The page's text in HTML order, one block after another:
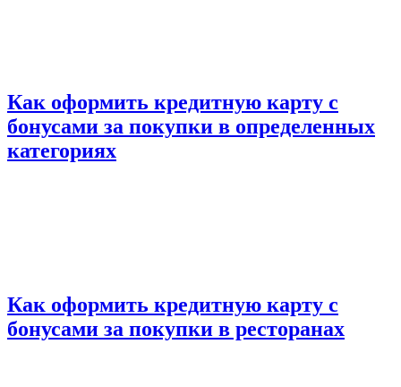
Как оформить кредитную карту с
бонусами за покупки в определенных
категориях
Как оформить кредитную карту с
бонусами за покупки в ресторанах